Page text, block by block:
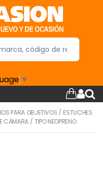
▼
PARA OBJETIVOS / ESTUCHES
CÁMARA/ TIPO NEOPRENO